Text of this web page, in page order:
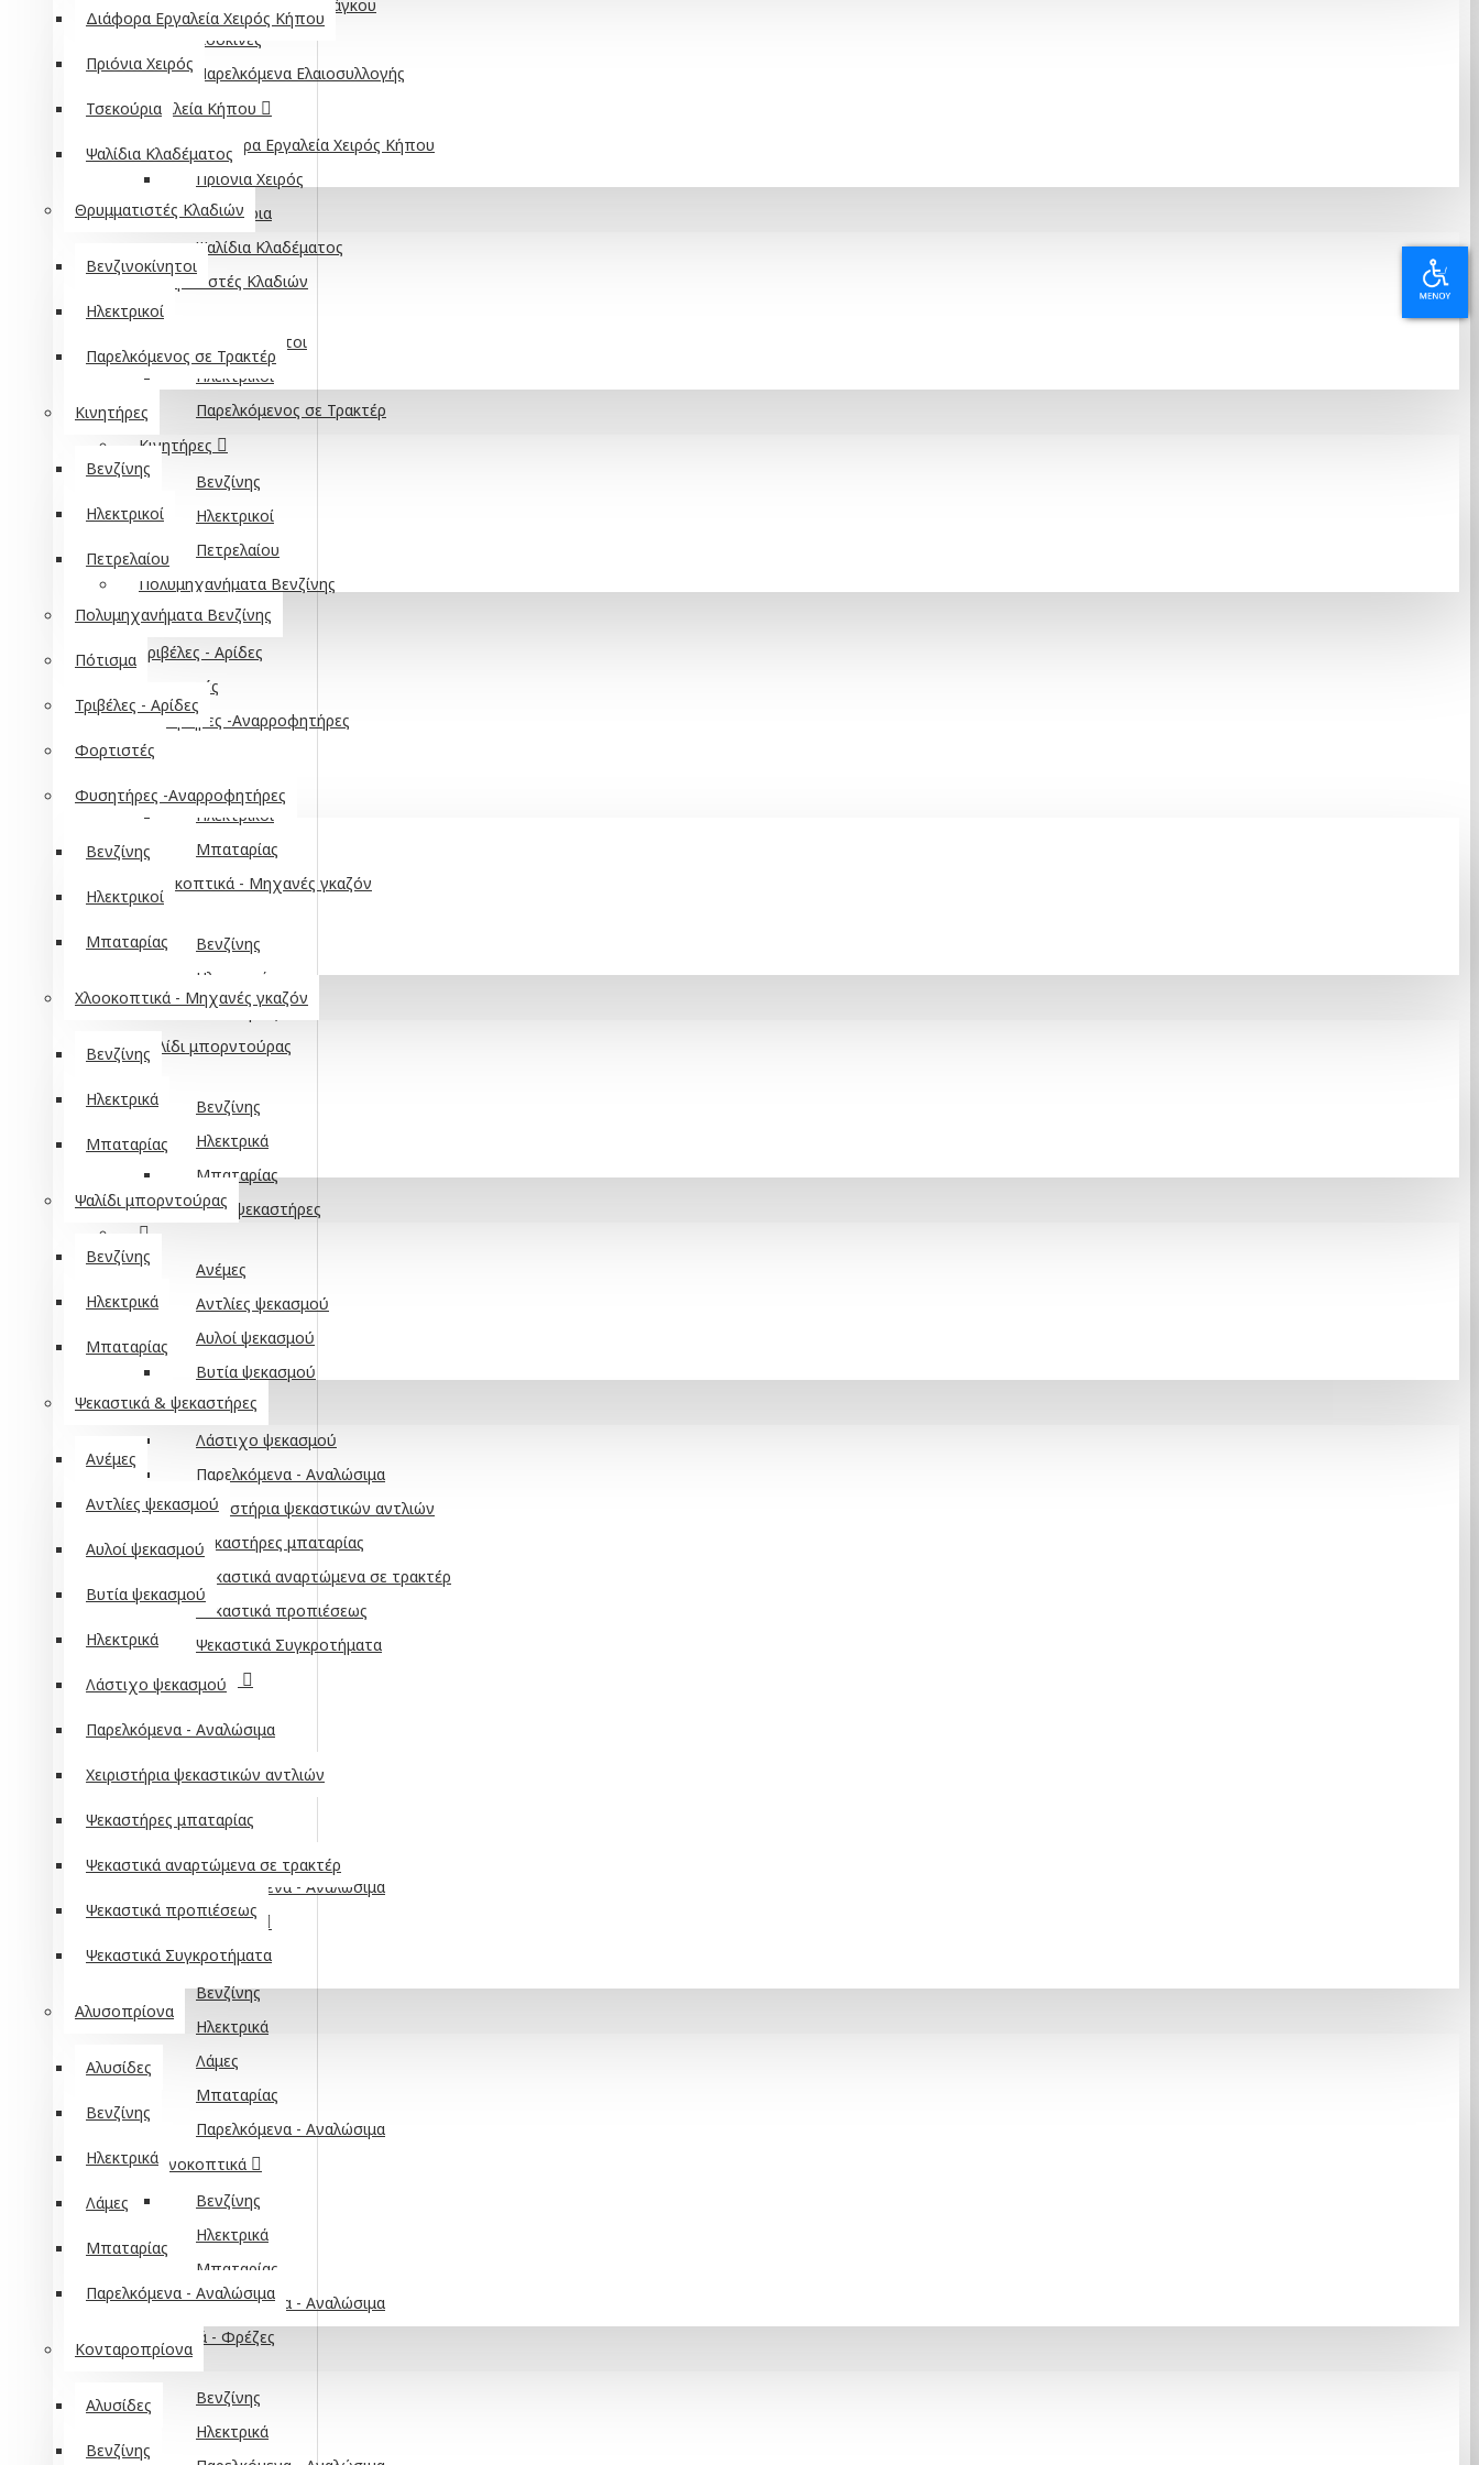
Διάφορα Εργαλεία Χειρός Κήπου
Πριόνια Χειρός
Τσεκούρια
Ψαλίδια Κλαδέματος
Θρυμματιστές Κλαδιών
Βενζινοκίνητοι
Ηλεκτρικοί
Παρελκόμενος σε Τρακτέρ
Κινητήρες
Βενζίνης
Ηλεκτρικοί
Πετρελαίου
Πολυμηχανήματα Βενζίνης
Πότισμα
Τριβέλες - Αρίδες
Φορτιστές
Φυσητήρες -Αναρροφητήρες
Βενζίνης
Ηλεκτρικοί
Μπαταρίας
Χλοοκοπτικά - Μηχανές γκαζόν
Βενζίνης
Ηλεκτρικά
Μπαταρίας
Ψαλίδι μπορντούρας
Βενζίνης
Ηλεκτρικά
Μπαταρίας
Ψεκαστικά & ψεκαστήρες
Ανέμες
Αντλίες ψεκασμού
Αυλοί ψεκασμού
Βυτία ψεκασμού
Ηλεκτρικά
Λάστιχο ψεκασμού
Παρελκόμενα - Αναλώσιμα
Χειριστήρια ψεκαστικών αντλιών
Ψεκαστήρες μπαταρίας
Ψεκαστικά αναρτώμενα σε τρακτέρ
Ψεκαστικά προπιέσεως
Ψεκαστικά Συγκροτήματα
Αλυσοπρίονα
Αλυσίδες
Βενζίνης
Ηλεκτρικά
Λάμες
Μπαταρίας
Παρελκόμενα - Αναλώσιμα
Κονταροπρίονα
Αλυσίδες
Βενζίνης
Ελαιοραβδιστικό Πάγκου
Κοσκίνες
Παρελκόμενα Ελαιοσυλλογής
Εργαλεία Κήπου
Διάφορα Εργαλεία Χειρός Κήπου
Πριόνια Χειρός
Τσεκούρια
Ψαλίδια Κλαδέματος
Θρυμματιστές Κλαδιών
Βενζινοκίνητοι
Ηλεκτρικοί
Παρελκόμενος σε Τρακτέρ
Κινητήρες
Βενζίνης
Ηλεκτρικοί
Πετρελαίου
Πολυμηχανήματα Βενζίνης
Πότισμα
Τριβέλες - Αρίδες
Φορτιστές
Φυσητήρες -Αναρροφητήρες
Ηλεκτρικοί
Μπαταρίας
Χλοοκοπτικά - Μηχανές γκαζόν
Βενζίνης
Ηλεκτρικά
Μπαταρίας
Ψαλίδι μπορντούρας
Βενζίνης
Ηλεκτρικά
Μπαταρίας
Ψεκαστικά & ψεκαστήρες
Ανέμες
Αντλίες ψεκασμού
Αυλοί ψεκασμού
Βυτία ψεκασμού
Ηλεκτρικά
Λάστιχο ψεκασμού
Παρελκόμενα - Αναλώσιμα
Χειριστήρια ψεκαστικών αντλιών
Ψεκαστήρες μπαταρίας
Ψεκαστικά αναρτώμενα σε τρακτέρ
Ψεκαστικά προπιέσεως
Ψεκαστικά Συγκροτήματα
Αλυσοπρίονα
Ηλεκτρικά
Λάμες
Παρελκόμενα - Αναλώσιμα
Κονταροπρίονα
Αλυσίδες
Βενζίνης
Ηλεκτρικά
Λάμες
Μπαταρίας
Παρελκόμενα - Αναλώσιμα
Θαμνοκοπτικά
Βενζίνης
Ηλεκτρικά
Μπαταρίας
Παρελκόμενα - Αναλώσιμα
Σκαπτικά - Φρέζες
Βενζίνης
Ηλεκτρικά